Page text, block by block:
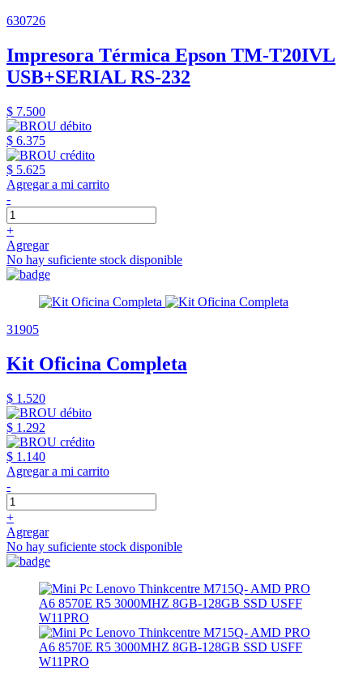
630726
Impresora Térmica Epson TM-T20IVL
USB+SERIAL RS-232
$ 7.500
$ 6.375
$ 5.625
Agregar a mi carrito
-
+
Agregar
No hay suficiente stock disponible
31905
Kit Oficina Completa
$ 1.520
$ 1.292
$ 1.140
Agregar a mi carrito
-
+
Agregar
No hay suficiente stock disponible